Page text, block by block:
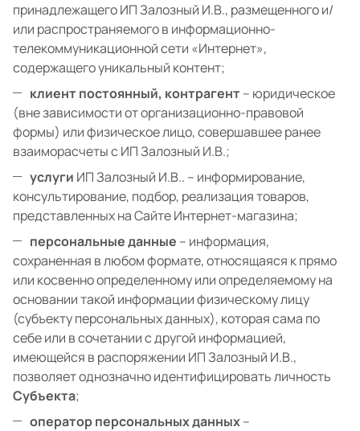
принадлежащего ИП Залозный И.В., размещенного и/
или распространяемого в информационно-
телекоммуникационной сети «Интернет»,
содержащего уникальный контент;
клиент постоянный, контрагент – юридическое
(вне зависимости от организационно-правовой
формы) или физическое лицо, совершавшее ранее
взаиморасчеты с ИП Залозный И.В.;
услуги ИП Залозный И.В.. – информирование,
консультирование, подбор, реализация товаров,
представленных на Сайте Интернет-магазина;
персональные данные – информация,
сохраненная в любом формате, относящаяся к прямо
или косвенно определенному или определяемому на
основании такой информации физическому лицу
(субъекту персональных данных), которая сама по
себе или в сочетании с другой информацией,
имеющейся в распоряжении ИП Залозный И.В.,
позволяет однозначно идентифицировать личность
Субъекта;
оператор персональных данных–